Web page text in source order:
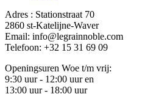
Adres : Stationstraat 70
2860 st-Katelijne-Waver
Email: info@legrainnoble.com
Telefoon: +32 15 31 69 09
Openingsuren Woe t/m vrij:
9:30 uur - 12:00 uur en
13:00 uur - 18:00 uur